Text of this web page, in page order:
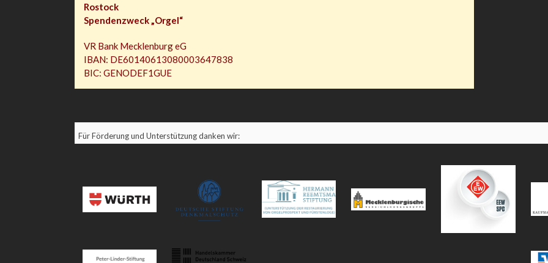
Rostock
Spendenzweck „Orgel“
VR Bank Mecklenburg eG
IBAN: DE60140613080003647838
BIC: GENODEF1GUE
Für Förderung und Unterstützung danken wir: